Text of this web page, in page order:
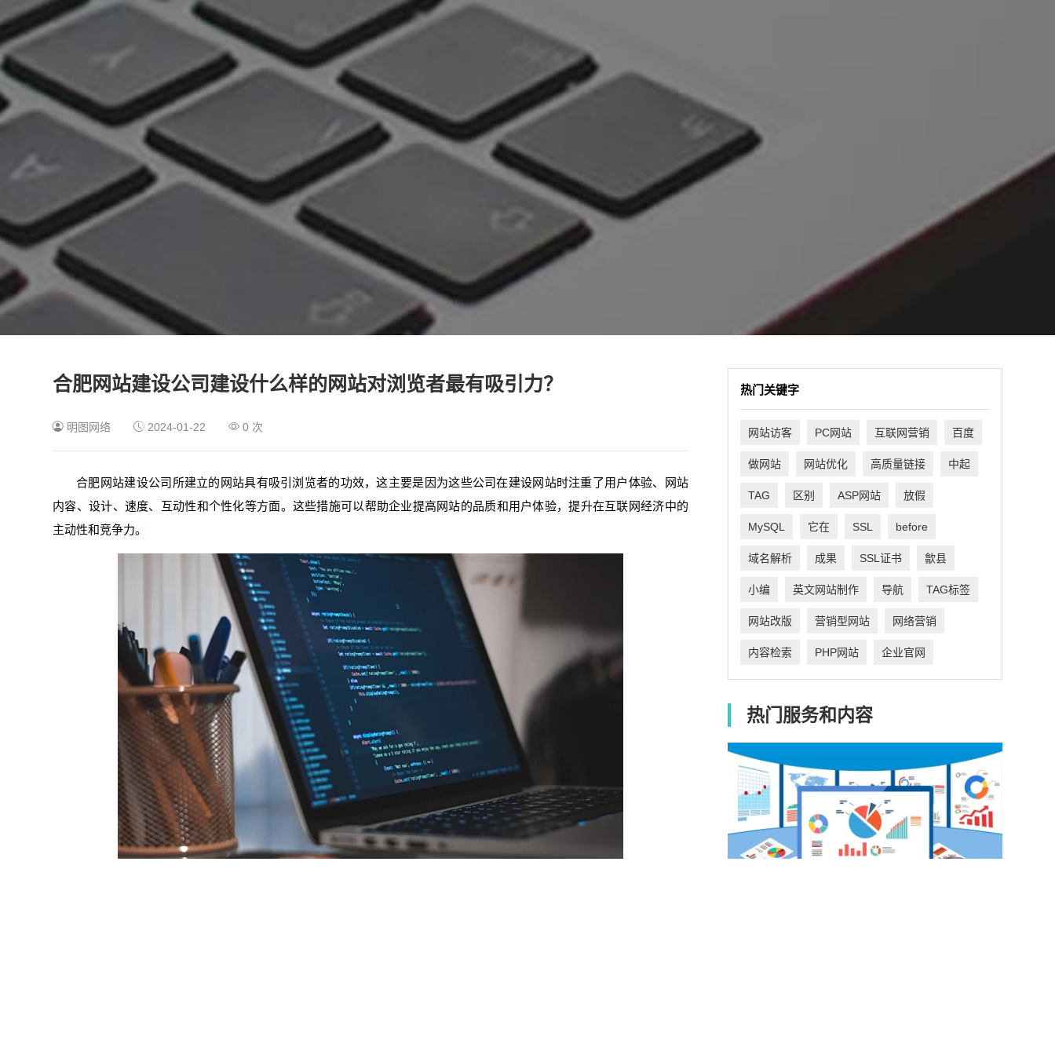
合肥网站建设公司建设什么样的网站对浏览者最有吸引力？
明图网络 2024-01-22 0 次
合肥网站建设公司所建立的网站具有吸引浏览者的功效，这主要是因为这些公司在建设网站时注重了用户体验、网站
内容、设计、速度、互动性和个性化等方面。 这些措施可以帮助企业提高网站的品质和用户体验，提升在互联网经济中的
主动性和竞争力。
热门关键字
网站访客 PC网站 互联网营销 百度
做网站 网站优化 高质量链接 中起
TAG 区别 ASP网站 放假
MySQL 它在 SSL before
域名解析 成果 SSL证书 歙县
小编 英文网站制作 导航 TAG标签
网站改版 营销型网站 网络营销
内容检索 PHP网站 企业官网
热门服务和内容